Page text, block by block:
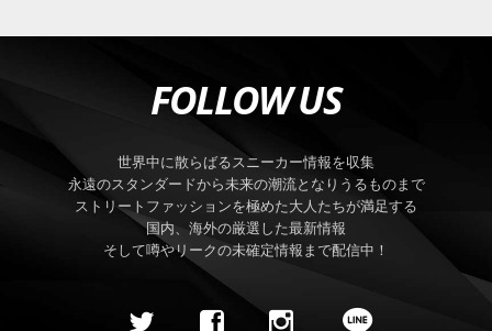
FOLLOW US
世界中に散らばるスニーカー情報を収集
永遠のスタンダードから未来の潮流となりうるものまで
ストリートファッションを極めた大人たちが満足する
国内、海外の厳選した最新情報
そして噂やリークの未確定情報まで配信中！